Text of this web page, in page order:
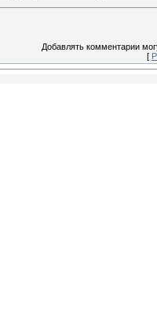
Добавлять комментарии
[